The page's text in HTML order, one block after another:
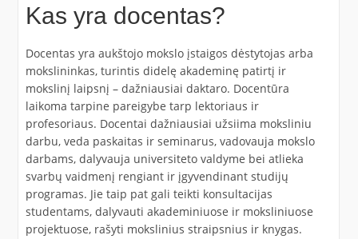
Kas yra docentas?
Docentas yra aukštojo mokslo įstaigos dėstytojas arba
mokslininkas, turintis didelę akademinę patirtį ir
mokslinį laipsnį – dažniausiai daktaro. Docentūra
laikoma tarpine pareigybe tarp lektoriaus ir
profesoriaus. Docentai dažniausiai užsiima moksliniu
darbu, veda paskaitas ir seminarus, vadovauja mokslo
darbams, dalyvauja universiteto valdyme bei atlieka
svarbų vaidmenį rengiant ir įgyvendinant studijų
programas. Jie taip pat gali teikti konsultacijas
studentams, dalyvauti akademiniuose ir moksliniuose
projektuose, rašyti mokslinius straipsnius ir knygas.